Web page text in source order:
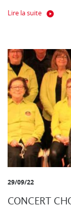
Lire la suite
29/09/22
CONCERT